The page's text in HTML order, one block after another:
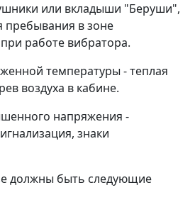
или вкладыши "Беруши",
пребывания в зоне
работе вибратора.
температуры - теплая
воздуха в кабине.
напряжения -
знаки
должны быть следующие